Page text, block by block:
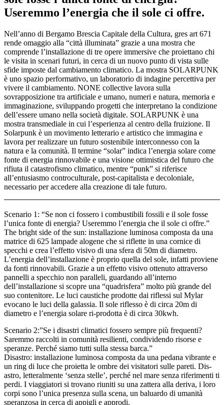
Useremmo l’energia che il sole ci offre.
Nell’anno di Bergamo Brescia Capitale della Cultura, gres art 671
rende omaggio alla “città illuminata” grazie a una mostra che
comprende l’installazione di tre opere immersive che proiettano chi
le visita in scenari futuri, in cerca di un nuovo punto di vista sulle
sfide imposte dal cambiamento climatico. La mostra SOLARPUNK
è uno spazio performativo, un laboratorio di indagine percettiva per
vivere il cambiamento. NONE collective lavora sulla
sovrapposizione tra artificiale e umano, numeri e natura, memoria e
immaginazione, sviluppando progetti che interpretano la condizione
dell’essere umano nella società digitale. SOLARPUNK è una
mostra transmediale in cui l’esperienza al centro della fruizione. Il
Solarpunk è un movimento letterario e artistico che immagina e
lavora per realizzare un futuro sostenibile interconnesso con la
natura e la comunità. Il termine “solar” indica l’energia solare come
fonte di energia rinnovabile e una visione ottimistica del futuro che
rifiuta il catastrofismo climatico, mentre “punk” si riferisce
all’entusiasmo controculturale, post-capitalista e decoloniale,
necessario per accedere alla creazione di tale futuro.
Scenario 1: “Se non ci fossero i combustibili fossili e il sole fosse
l’unica fonte di energia? Useremmo l’energia che il sole ci offre.”
The bright side of the sun: installazione luminosa composta da una
matrice di 625 lampade alogene che si riflette in una cornice di
specchi e crea l’effetto visivo di una sfera di 50m di diametro.
L’energia dell’installazione è proprio quella del sole, infatti proviene
da fonti rinnovabili. Grazie a un effetto visivo ottenuto attraverso
pannelli a specchio non paralleli, guardando all’interno
dell’installazione si scopre una “quadrisfera” molto più grande del
suo contenitore. Le luci caustiche prodotte dai riflessi sul Mylar
evocano le luci della galassia. Il sole riflesso è di circa 20m di
diametro e l’energia solare ri-prodotta è di circa 30kwh.
Scenario 2:”Se i disastri climatici fossero sempre più frequenti?
Saremmo raccolti in comunità resilienti, condividendo risorse e
speranze. Perché siamo tutti sulla stessa barca.”
Disastro: installazione luminosa composta da una pedana vibrante e
un ring di luce che proietta le ombre dei visitatori sulle pareti. Dis-
astro, letteralmente ‘senza stelle’, perché nel mare senza riferimenti ti
perdi. I viaggiatori si trovano riuniti su una zattera alla deriva, i loro
corpi sono l’unica presenza sulla scena, un baluardo di umanità
speranzosa in cerca di appigli e approdi.